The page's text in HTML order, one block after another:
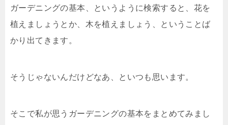
ガーデニングの基本、というように検索すると、花を
植えましょうとか、木を植えましょう、ということば
かり出てきます。
そうじゃないんだけどなあ、といつも思います。
そこで私が思うガーデニングの基本をまとめてみまし